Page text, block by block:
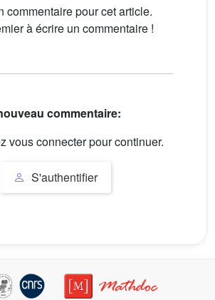
commentaire pour cet article.
à écrire un commentaire !
commentaire:
vous connecter pour continuer.
S'authentifier